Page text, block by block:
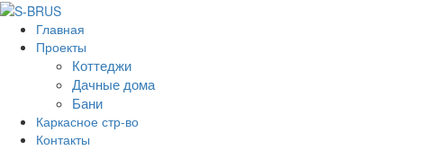
Перейти к контенту
Главная
Проекты
Коттеджи
Дачные дома
Бани
Каркасное стр-во
Контакты
Коттеджи
/
С гаражом
/